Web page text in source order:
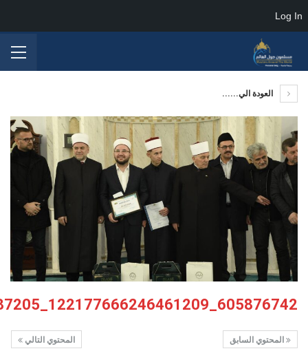
العودة الي......
605876742_122177666246461209_5436347312619887205_n
المحتوي التالي المحتوي السابق
Log In